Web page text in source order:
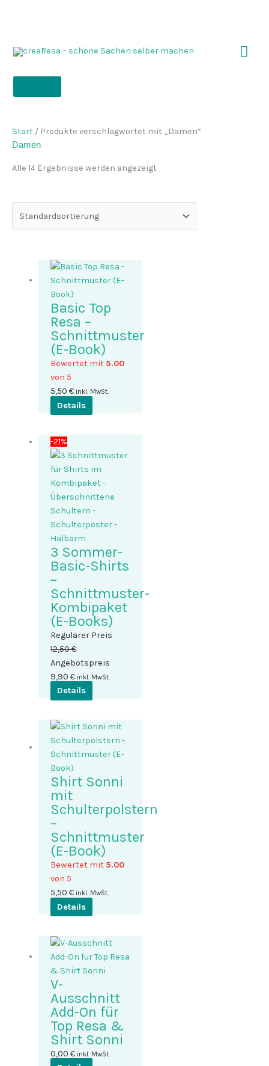
Start / Produkte verschlagwortet mit „Damen“
Damen
Alle 14 Ergebnisse werden angezeigt
Basic Top
Resa –
Schnittmuster
(E-Book)
Bewertet mit 5.00
von 5
5,50 € inkl. MwSt.
Details
-21%
3 Sommer-
Basic-Shirts
–
Schnittmuster-
Kombipaket
(E-Books)
Regulärer Preis
12,50€Ursprünglicher
Preis
war:
12,50 €
Angebotspreis
9,90 €Aktueller
Preis
ist:
inkl. MwSt.
Details
Shirt Sonni
mit
Schulterpolstern
–
Schnittmuster
(E-Book)
Bewertet mit 5.00
von 5
5,50 € inkl. MwSt.
Details
V-
Ausschnitt
Add-On für
Top Resa &
Shirt Sonni
0,00 € inkl. MwSt.